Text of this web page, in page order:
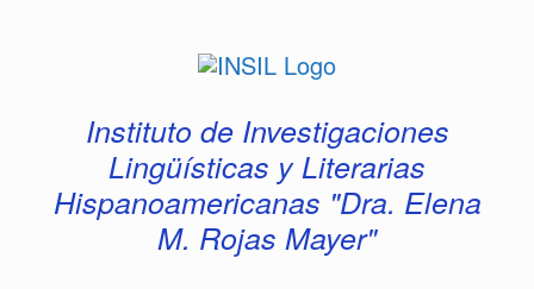
Instituto de Investigaciones
Lingüísticas y Literarias
Hispanoamericanas "Dra. Elena
M. Rojas Mayer"